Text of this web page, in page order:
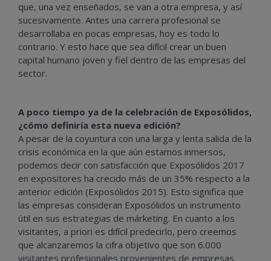
que, una vez enseñados, se van a otra empresa, y así
sucesivamente. Antes una carrera profesional se
desarrollaba en pocas empresas, hoy es todo lo
contrario. Y esto hace que sea difícil crear un buen
capital humano joven y fiel dentro de las empresas del
sector.
A poco tiempo ya de la celebración de Exposólidos,
¿cómo definiría esta nueva edición?
A pesar de la coyuntura con una larga y lenta salida de la
crisis económica en la que aún estamos inmersos,
podemos decir con satisfacción que Exposólidos 2017
en expositores ha crecido más de un 35% respecto a la
anterior edición (Exposólidos 2015). Esto significa que
las empresas consideran Exposólidos un instrumento
útil en sus estrategias de márketing. En cuanto a los
visitantes, a priori es difícil predecirlo, pero creemos
que alcanzaremos la cifra objetivo que son 6.000
visitantes profesionales provenientes de empresas